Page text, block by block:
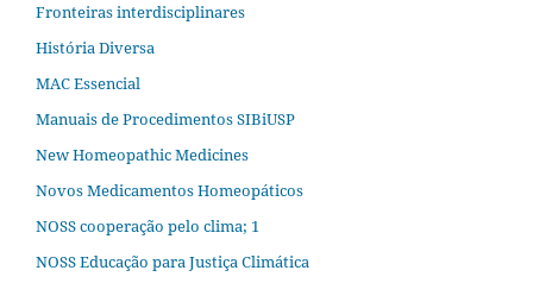
Fronteiras interdisciplinares
História Diversa
MAC Essencial
Manuais de Procedimentos SIBiUSP
New Homeopathic Medicines
Novos Medicamentos Homeopáticos
NOSS cooperação pelo clima; 1
NOSS Educação para Justiça Climática